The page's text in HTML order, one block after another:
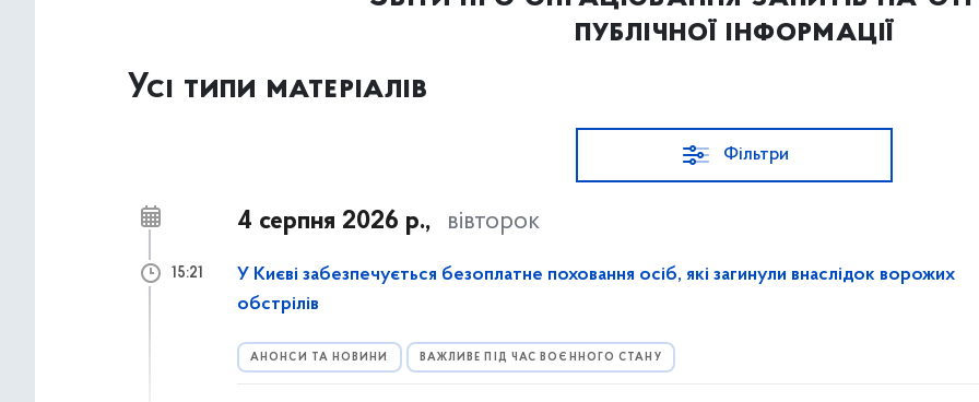
публічної інформації
Усі типи матеріалів
Фільтри
4 серпня 2026 р., вівторок
У Києві забезпечується безоплатне поховання осіб, які загинули внаслідок ворожих
обстрілів
АНОНСИ ТА НОВИНИ ВАЖЛИВЕ ПІД ЧАС ВОЄННОГО СТАНУ
15:21